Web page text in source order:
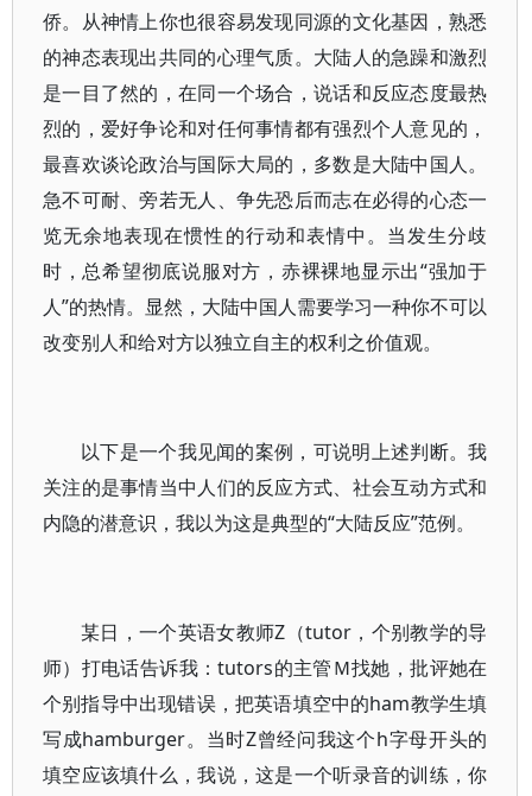
侨。从神情上你也很容易发现同源的文化基因，熟悉
的神态表现出共同的心理气质。大陆人的急躁和激烈
是一目了然的，在同一个场合，说话和反应态度最热
烈的，爱好争论和对任何事情都有强烈个人意见的，
最喜欢谈论政治与国际大局的，多数是大陆中国人。
急不可耐、旁若无人、争先恐后而志在必得的心态一
览无余地表现在惯性的行动和表情中。当发生分歧
时，总希望彻底说服对方，赤裸裸地显示出“强加于
人”的热情。显然，大陆中国人需要学习一种你不可以
改变别人和给对方以独立自主的权利之价值观。
以下是一个我见闻的案例，可说明上述判断。我
关注的是事情当中人们的反应方式、社会互动方式和
内隐的潜意识，我以为这是典型的“大陆反应”范例。
某日，一个英语女教师Z（tutor，个别教学的导
师）打电话告诉我：tutors的主管Ｍ找她，批评她在
个别指导中出现错误，把英语填空中的ham教学生填
写成hamburger。当时Z曾经问我这个h字母开头的
填空应该填什么，我说，这是一个听录音的训练，你